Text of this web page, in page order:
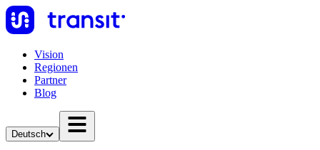
Vision
Regionen
Partner
Blog
Deutsch